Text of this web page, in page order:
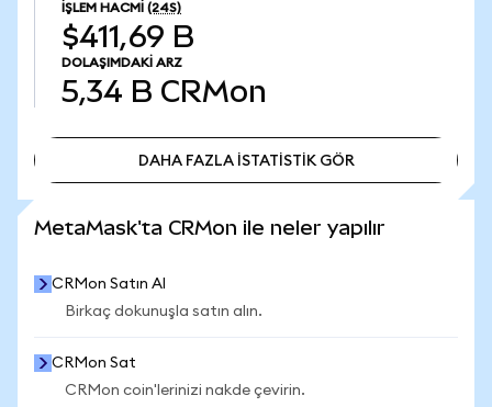
İŞLEM HACMI (24S)
$411,69 B
DOLAŞIMDAKI ARZ
5,34 B CRMon
DAHA FAZLA İSTATİSTİK GÖR
MetaMask'ta CRMon ile neler yapılır
CRMon Satın Al
Birkaç dokunuşla satın alın.
CRMon Sat
CRMon coin'lerinizi nakde çevirin.